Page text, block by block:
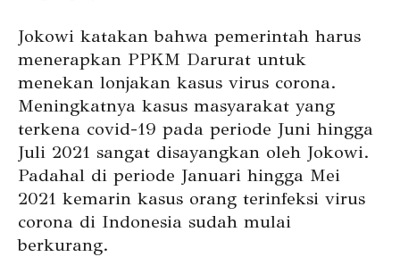
Jokowi katakan bahwa pemerintah harus
menerapkan PPKM Darurat untuk
menekan lonjakan kasus virus corona.
Meningkatnya kasus masyarakat yang
terkena covid-19 pada periode Juni hingga
Juli 2021 sangat disayangkan oleh Jokowi.
Padahal di periode Januari hingga Mei
2021 kemarin kasus orang terinfeksi virus
corona di Indonesia sudah mulai
berkurang.